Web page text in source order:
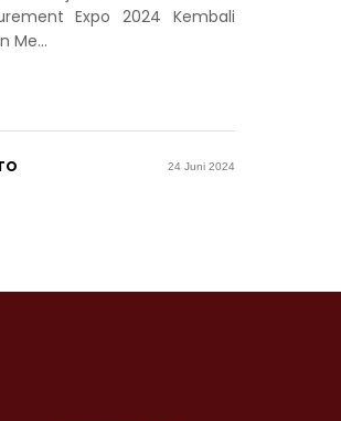
Expo 2024 Kembali
Me...
24 Juni 2024